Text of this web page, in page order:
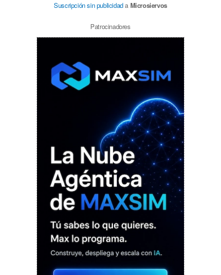
Suscripción sin publicidada Microsiervos
Patrocinadores